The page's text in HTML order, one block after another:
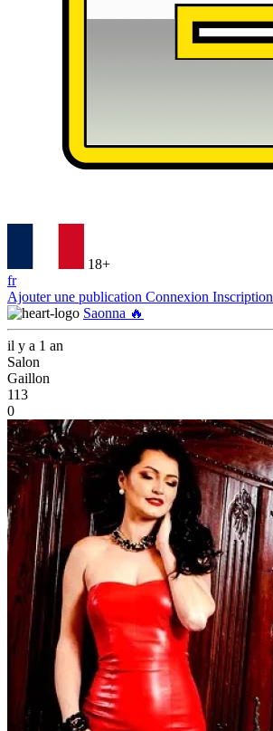
18+
fr
Ajouter une publication Connexion Inscription
Saonna 🔥
il y a 1 an
Salon
Gaillon
113
0